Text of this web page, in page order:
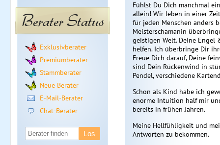
Berater Status
Exklusivberater
Premiumberater
Stammberater
Neue Berater
E-Mail-Berater
Chat-Berater
Fühlst Du Dich manchmal
allein! Wir leben in einer
für jeden Menschen anders
Meisterschamanin
geistigen Welt. Deine
helfen. Ich überbringe Dir
Freue Dich darauf, Deine
sind Dein Rückenwind in
Pendel, verschiedene
Schon als Kind habe ich
enorme Intuition half mir
bereits in frühen Jahren.
Meine Hellfühligkeit und
Antworten zu bekommen.